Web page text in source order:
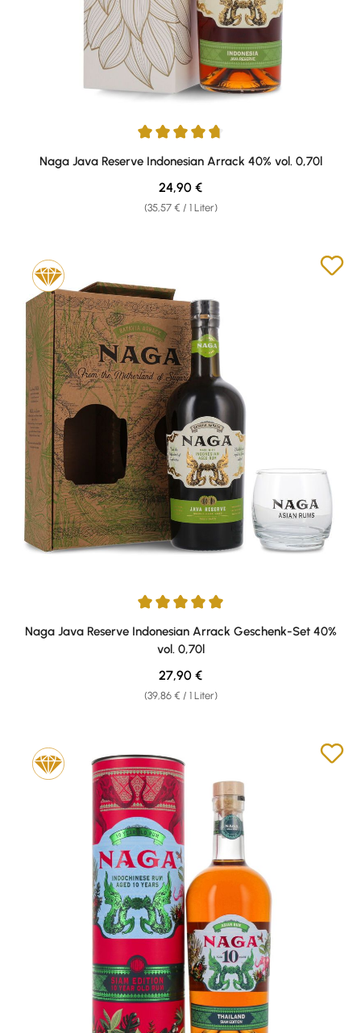
Durchschnittliche Bewertung von 4.75 von 5 Sternen
Naga Java Reserve Indonesian Arrack 40% vol. 0,70l
(35,57 € / 1 Liter)
Regulärer Preis:
24,90 €
Durchschnittliche Bewertung von 5 von 5 Sternen
Naga Java Reserve Indonesian Arrack Geschenk-Set 40%
vol. 0,70l
(39,86 € / 1 Liter)
Regulärer Preis:
27,90 €